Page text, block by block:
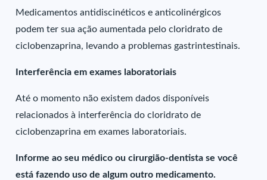
Medicamentos antidiscinéticos e anticolinérgicos
podem ter sua ação aumentada pelo cloridrato de
ciclobenzaprina, levando a problemas gastrintestinais.
Interferência em exames laboratoriais
Até o momento não existem dados disponíveis
relacionados à interferência do cloridrato de
ciclobenzaprina em exames laboratoriais.
Informe ao seu médico ou cirurgião-dentista se você
está fazendo uso de algum outro medicamento.